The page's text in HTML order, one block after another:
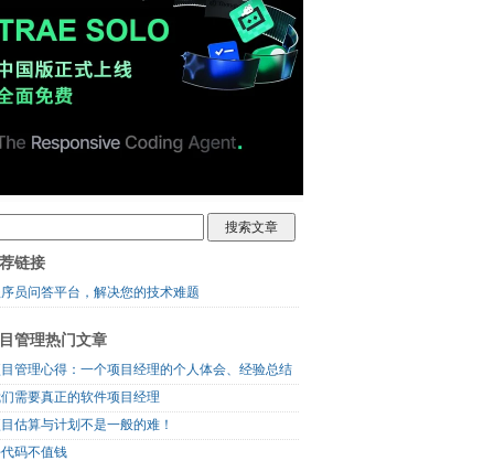
链接
员问答平台，解决您的技术难题
管理热门文章
管理心得：一个项目经理的个人体会、经验总结
需要真正的软件项目经理
估算与计划不是一般的难！
码不值钱